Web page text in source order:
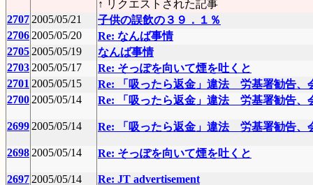
↑ リクエストされた記事
2707 2005/05/21
子供の誤飲の３９．１％
2706 2005/05/20
Re: なんば事情
2705 2005/05/19
なんば事情
2703 2005/05/17
Re: そっぽを向いて煙を吐くと
2701 2005/05/15
Re: 「吸ったら返金」違法 労基署勧告、
2700 2005/05/14 Re: 「吸ったら返金」違法 労基署勧告、
2699 2005/05/14 Re: 「吸ったら返金」違法 労基署勧告、
2698 2005/05/14 Re: そっぽを向いて煙を吐くと
2697 2005/05/14 Re: JT advertisement